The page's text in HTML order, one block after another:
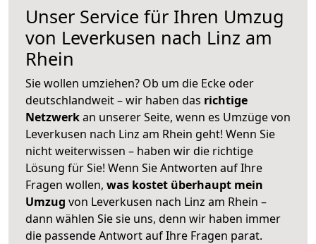
Unser Service für Ihren Umzug
von Leverkusen nach Linz am
Rhein
Sie wollen umziehen? Ob um die Ecke oder
deutschlandweit – wir haben das richtige
Netzwerkan unserer Seite, wenn es Umzüge von
Leverkusen nach Linz am Rhein geht! Wenn Sie
nicht weiterwissen – haben wir die richtige
Lösung für Sie! Wenn Sie Antworten auf Ihre
Fragen wollen, was kostet überhaupt mein
Umzug von Leverkusen nach Linz am Rhein –
dann wählen Sie sie uns, denn wir haben immer
die passende Antwort auf Ihre Fragen parat.